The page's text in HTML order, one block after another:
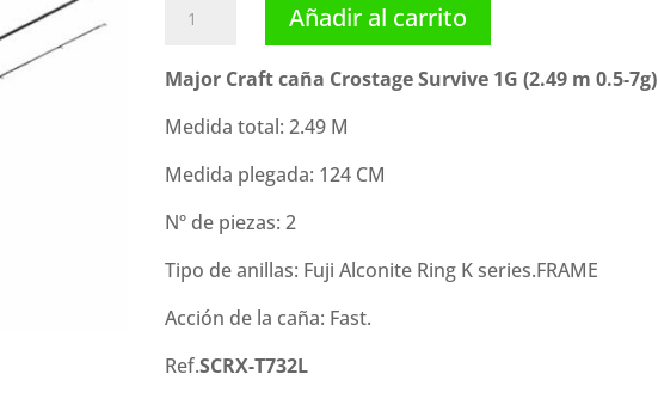
Craft
Crostage
Survive
(2.49
0.5-
7g)
cantidad
Añadir al carrito
Major Craft caña Crostage Survive 1G (2.49 m 0.5-7g)
Medida total: 2.49 M
Medida plegada: 124 CM
Nº de piezas: 2
Tipo de anillas: Fuji Alconite Ring K series.FRAME
Acción de la caña: Fast.
Ref.SCRX-T732L